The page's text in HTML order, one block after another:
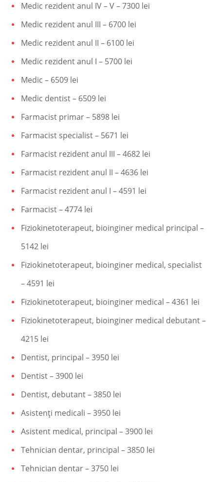
Medic rezident anul IV – V – 7300 lei
Medic rezident anul III – 6700 lei
Medic rezident anul II – 6100 lei
Medic rezident anul I – 5700 lei
Medic – 6509 lei
Medic dentist – 6509 lei
Farmacist primar – 5898 lei
Farmacist specialist – 5671 lei
Farmacist rezident anul III – 4682 lei
Farmacist rezident anul II – 4636 lei
Farmacist rezident anul I – 4591 lei
Farmacist – 4774 lei
Fiziokinetoterapeut, bioinginer medical principal –
5142 lei
Fiziokinetoterapeut, bioinginer medical, specialist
– 4591 lei
Fiziokinetoterapeut, bioinginer medical – 4361 lei
Fiziokinetoterapeut, bioinginer medical debutant –
4215 lei
Dentist, principal – 3950 lei
Dentist – 3900 lei
Dentist, debutant – 3850 lei
Asistenți medicali – 3950 lei
Asistent medical, principal – 3900 lei
Tehnician dentar, principal – 3850 lei
Tehnician dentar – 3750 lei